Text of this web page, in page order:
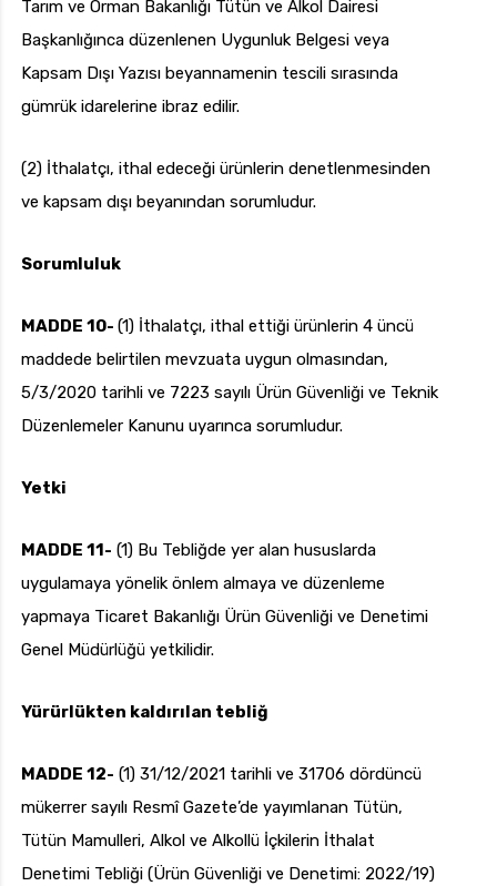
Tarım ve Orman Bakanlığı Tütün ve Alkol Dairesi
Başkanlığınca düzenlenen Uygunluk Belgesi veya
Kapsam Dışı Yazısı beyannamenin tescili sırasında
gümrük idarelerine ibraz edilir.
(2) İthalatçı, ithal edeceği ürünlerin denetlenmesinden
ve kapsam dışı beyanından sorumludur.
Sorumluluk
MADDE 10- (1) İthalatçı, ithal ettiği ürünlerin 4 üncü
maddede belirtilen mevzuata uygun olmasından,
5/3/2020 tarihli ve 7223 sayılı Ürün Güvenliği ve Teknik
Düzenlemeler Kanunu uyarınca sorumludur.
Yetki
MADDE 11- (1) Bu Tebliğde yer alan hususlarda
uygulamaya yönelik önlem almaya ve düzenleme
yapmaya Ticaret Bakanlığı Ürün Güvenliği ve Denetimi
Genel Müdürlüğü yetkilidir.
Yürürlükten kaldırılan tebliğ
MADDE 12- (1) 31/12/2021 tarihli ve 31706 dördüncü
mükerrer sayılı Resmî Gazete’de yayımlanan Tütün,
Tütün Mamulleri, Alkol ve Alkollü İçkilerin İthalat
Denetimi Tebliği (Ürün Güvenliği ve Denetimi: 2022/19)